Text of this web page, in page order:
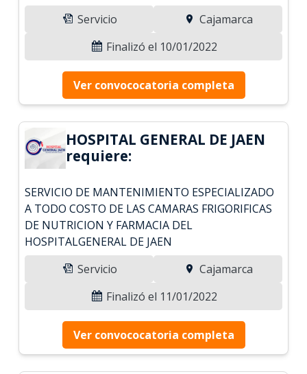
Servicio
Cajamarca
Finalizó el 10/01/2022
Ver convococatoria completa
HOSPITAL GENERAL DE JAEN
requiere:
SERVICIO DE MANTENIMIENTO ESPECIALIZADO
A TODO COSTO DE LAS CAMARAS FRIGORIFICAS
DE NUTRICION Y FARMACIA DEL
HOSPITALGENERAL DE JAEN
Servicio
Cajamarca
Finalizó el 11/01/2022
Ver convococatoria completa